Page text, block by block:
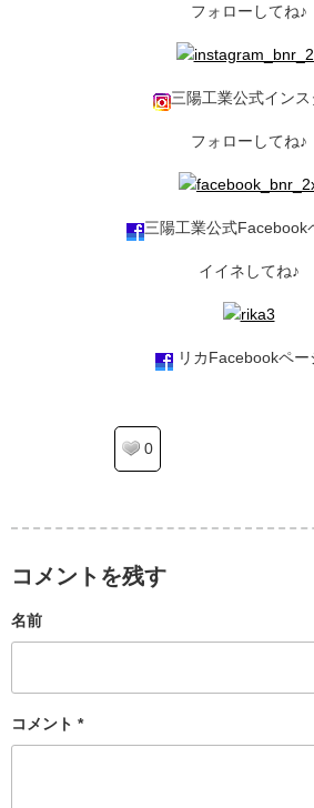
フォローしてね♪
三陽工業公式インス
フォローしてね♪
三陽工業公式Facebook
イイネしてね♪
リカFacebookペー
0
コメントを残す
コメント *
名前